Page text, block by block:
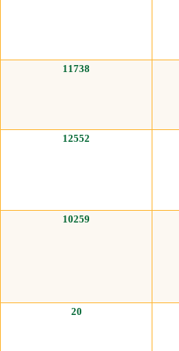
11738
12552
10259
20